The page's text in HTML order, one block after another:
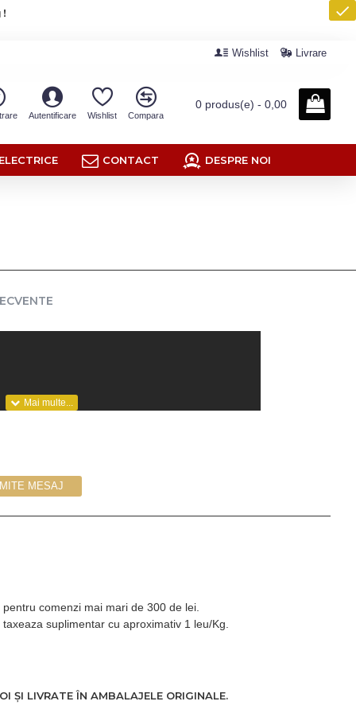
!
Wishlist Livrare
Autentificare Wishlist Compara
0 produs(e) - 0,00
CONTACT DESPRE NOI
miscare, fara teama de taieturi.
MESAJ
comenzi mai mari de 300 de lei.
suplimentar cu aproximativ 1 leu/Kg.
ȘI LIVRATE ÎN AMBALAJELE ORIGINALE.